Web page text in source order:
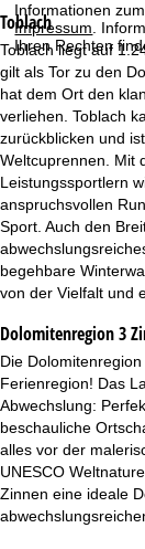
Informationen
Impressum .
Ihren Rechten
r
t
s
e
i
t
e
Toblach
Toblach liegt auf
gilt als Tor zu den
hat dem Ort den
verliehen. Toblach
zurückblicken und
Weltcuprennen. Mit
Leistungssportlern
anspruchsvollen
Sport. Auch den
begehbare
von der Vielfalt und
Dolomitenregion 3
Die
Ferienregion! Das
Abwechslung:
beschauliche
alles vor der
UNESCO
Zinnen eine ideale